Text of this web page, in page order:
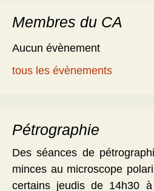
Membres du CA
Aucun évènement
tous les évènements
Pétrographie
Des séances de
minces au microscope
certains jeudis de 14h30